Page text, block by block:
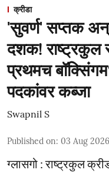
क्रीडा
'सुवर्ण' सप्तक
दशक! राष्ट्रकुल
प्रथमच
पदकांवर कब्जा
Swapnil S
Published on: 03 Aug
ग्लासगो : राष्ट्रकुल